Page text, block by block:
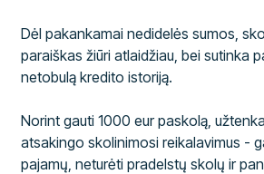
Dėl pakankamai nedidelės sumos,
paraiškas žiūri atlaidžiau, bei sutinka
netobulą kredito istoriją.
Norint gauti 1000 eur paskolą,
atsakingo skolinimosi reikalavimus -
pajamų, neturėti pradelstų skolų ir